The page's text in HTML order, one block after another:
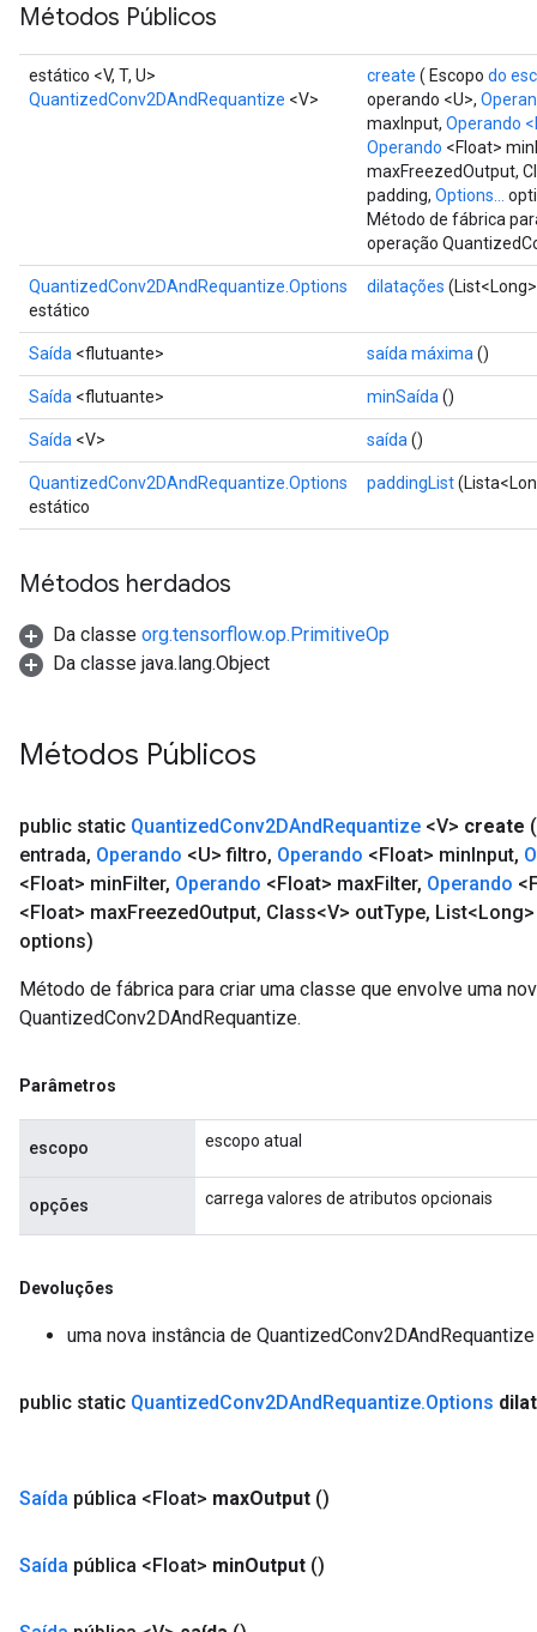
Métodos Públicos
estático <V, T, U>
QuantizedConv2DAndRequantize <V>
create ( Escopo do
operando <U>,
maxInput, Operando
Operando <Float>
maxFreezedOutput,
padding, Options...
Método de fábrica
operação
QuantizedConv2DAndRequantize.Options
estático
dilatações
Saída <flutuante> saída máxima ()
Saída <flutuante> minSaída ()
Saída <V> saída ()
QuantizedConv2DAndRequantize.Options
estático
paddingList
Métodos herdados
Da classe org.tensorflow.op.PrimitiveOp
Da classe java.lang.Object
Métodos Públicos
public static QuantizedConv2DAndRequantize <V> create
entrada, Operando <U> filtro, Operando <Float> minInput,
<Float> minFilter, Operando <Float> maxFilter, Operando
<Float> maxFreezedOutput, Class<V> outType,
options)
Método de fábrica para criar uma classe que envolve uma
QuantizedConv2DAndRequantize.
Parâmetros
escopo escopo atual
opções carrega valores de atributos opcionais
Devoluções
uma nova instância de QuantizedConv2DAndRequantize
public static QuantizedConv2DAndRequantize.Options
Saída pública <Float> maxOutput ()
Saída pública <Float> minOutput ()